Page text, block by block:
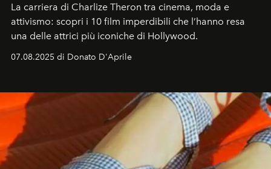
La carriera di Charlize Theron tra cinema, moda e
attivismo: scopri i 10 film imperdibili che l’hanno resa
una delle attrici più iconiche di Hollywood.
07.08.2025 di Donato D'Aprile